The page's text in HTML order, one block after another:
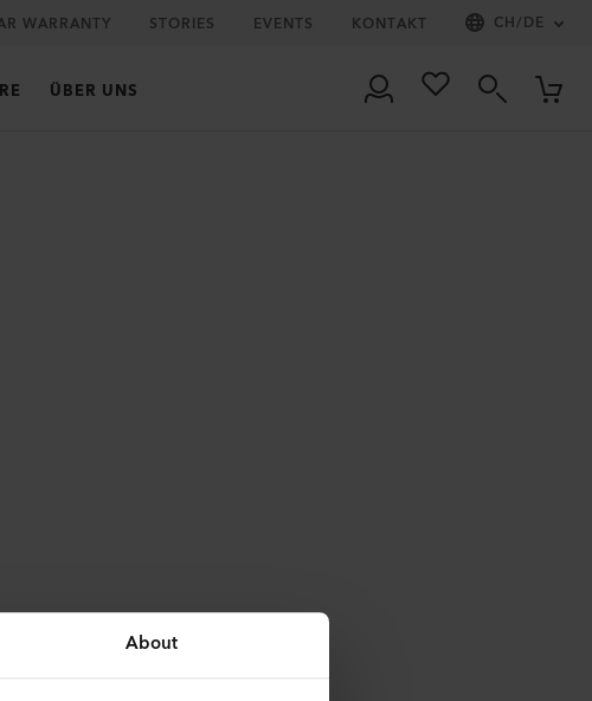
About
WARRANTY STORIES EVENTS KONTAKT CH/DE
ÜBER UNS